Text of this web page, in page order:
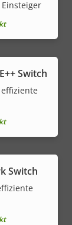
Switch
Switch